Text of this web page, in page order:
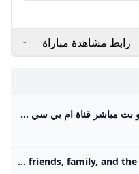
رابط مشاهدة مباراة
الأهلي وبيراميدز بث
ماتش مصر وبوركينا فاسو بث مباشر قناة ام بي سي مصر 2 من الممكن مشاهدة مباراة بوركينا فاسو ضد مصر بث مباشر اليوم عبر قنوات SSC السعودية وقنوات أون سبورت المصرية وقناة MBC MASR 2، وأيضًا عن طريق البث المباشر ماتش مصر وبوركينا فاسو بث مباشر قناة ام بي سي مصر 2 Published 16 ساعة agoon 2025-09-09By تركيا اليوموتقام المباراة على ملعب 4 أغسطس بالعاصمة واجادوجو، حيث يسعى الفراعنة إلى تحقيق الفوز وخطف بطاقة التأهل المباشر إلى النهائيات قبل جولتين من نهاية التصفيات، إذ سيرفع الانتصار رصيد المنتخب إلى 22 نقطة تضمن له العبور دون انتظار بقية النتائج.
- YouTube Enjoy the videos and music you love, upload original content, and share it all with friends, family, and the world on YouTube.